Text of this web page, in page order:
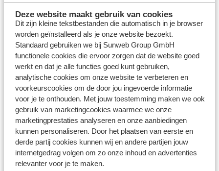
Deze website maakt gebruik van cookies
Dit zijn kleine tekstbestanden die automatisch in je browser
worden geïnstalleerd als je onze website bezoekt.
Standaard gebruiken we bij Sunweb Group GmbH
functionele cookies die ervoor zorgen dat de website goed
werkt en dat je alle functies goed kunt gebruiken,
analytische cookies om onze website te verbeteren en
voorkeurscookies om de door jou ingevoerde informatie
voor je te onthouden. Met jouw toestemming maken we ook
gebruik van marketingcookies waarmee we onze
marketingprestaties analyseren en onze aanbiedingen
kunnen personaliseren. Door het plaatsen van eerste en
derde partij cookies kunnen wij en andere partijen jouw
internetgedrag volgen om zo onze inhoud en advertenties
relevanter voor je te maken.
Kies een hotel in Heraklion dat bij je
past
Iedereen heeft zo zijn eigen idee over wat een ideaal
hotel is tijdens een vakantie. Je reisgezelschap kan
bepalend zijn welk hotel in Heraklion je kiest. Ga je voor
kindvriendelijkheid met zwemparadijzen en
entertainment? Of wil je juist op en top romantiek en de
rust opzoeken in een adult only hotel? Welk type
vakantieganger je ook bent, in Heraklion hotels vinden
die aansluiten bij jouw wensen is eenvoudig door de